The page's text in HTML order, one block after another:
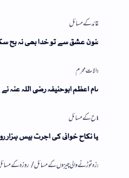
عشق سے تو خدا بھی نہ بچ سکا اس شعر
اعظم ابوحنیفہ رضی اللہ عنہ نے یزید کو
نکاح خوانی کی اجرت بیس ہزار روپیے